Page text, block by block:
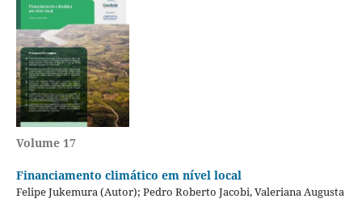
Volume 17
Financiamento climático em nível local
Felipe Jukemura (Autor); Pedro Roberto Jacobi, Valeriana Augusta